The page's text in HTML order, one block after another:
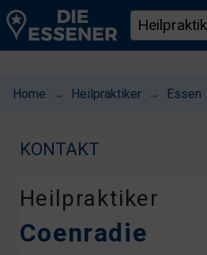
Home Heilpraktiker Essen
KONTAKT
Heilpraktiker
Coenradie